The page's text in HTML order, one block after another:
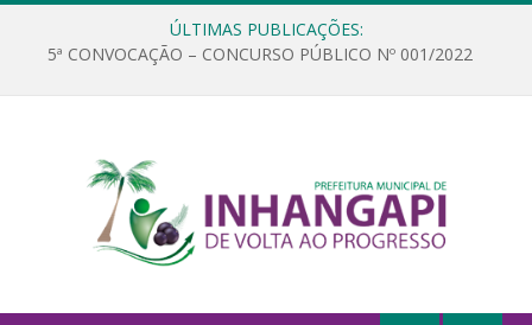
ÚLTIMAS PUBLICAÇÕES:
5ª CONVOCAÇÃO – CONCURSO PÚBLICO Nº 001/2022